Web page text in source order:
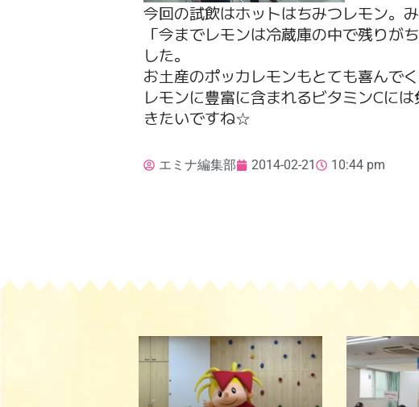
今回の試飲はホットはちみつレモン。
「今までレモンは冷蔵庫の中で残り
した。
お土産のポッカレモンもとても喜んで
レモンに豊富に含まれるビタミンCに
きたいですね☆
エミナ編集部 2014-02-21 10:44 pm